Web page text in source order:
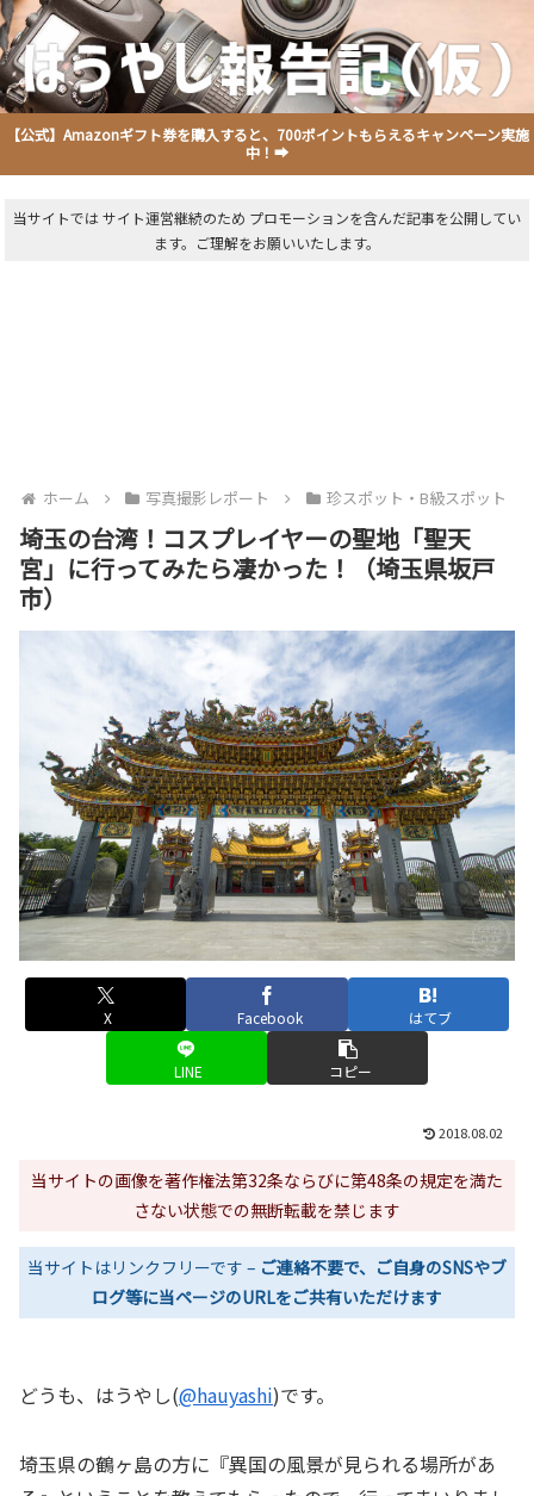
【公式】Amazonギフト券を購入すると、700ポイントもらえるキャンペーン実施
中！➡
当サイトでは サイト運営継続のため プロモーションを含んだ記事を公開してい
ます。ご理解をお願いいたします。
ホーム 写真撮影レポート 珍スポット・B級スポット
埼玉の台湾！コスプレイヤーの聖地「聖天
宮」に行ってみたら凄かった！（埼玉県坂戸
市）
X Facebook はてブ
LINE コピー
2018.08.02
当サイトの画像を著作権法第32条ならびに第48条の規定を満た
さない状態での無断転載を禁じます
当サイトはリンクフリーです – ご連絡不要で、ご自身のSNSやブ
ログ等に当ページのURLをご共有いただけます
どうも、はうやし(@hauyashi)です。
埼玉県の鶴ヶ島の方に『異国の風景が見られる場所があ